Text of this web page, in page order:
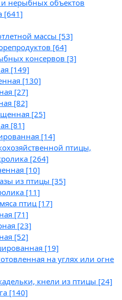
нерыбных объектов
[641]
массы [53]
[64]
консервов [3]
[149]
[130]
[27]
[82]
[25]
[81]
[14]
птицы,
[264]
[10]
из птицы [35]
[11]
птиц [17]
[71]
[23]
[52]
[19]
на углях или огне
кнели из птицы [24]
[140]